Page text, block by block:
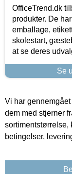
OfficeTrend.dk
produkter. De
emballage,
skolestart,
at se deres
Se
Vi har
dem med stjerner
sortimentstørrelse,
betingelser,